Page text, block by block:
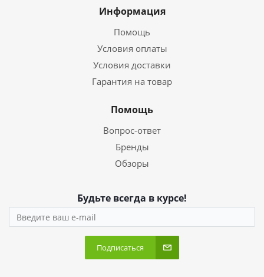
Информация
Помощь
Условия оплаты
Условия доставки
Гарантия на товар
Помощь
Вопрос-ответ
Бренды
Обзоры
Будьте всегда в курсе!
Подписаться